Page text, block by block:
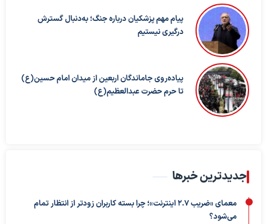
پیام مهم پزشکیان درباره جنگ؛ به‌دنبال گسترش
درگیری نیستیم
پیاده‌روی جاماندگان اربعین از میدان امام حسین(ع)
تا حرم حضرت عبدالعظیم(ع)
جدیدترین خبرها
معمای «ضریب ۲.۷ اینترنت»؛ چرا بسته کاربران زودتر از انتظار تمام
می‌شود؟